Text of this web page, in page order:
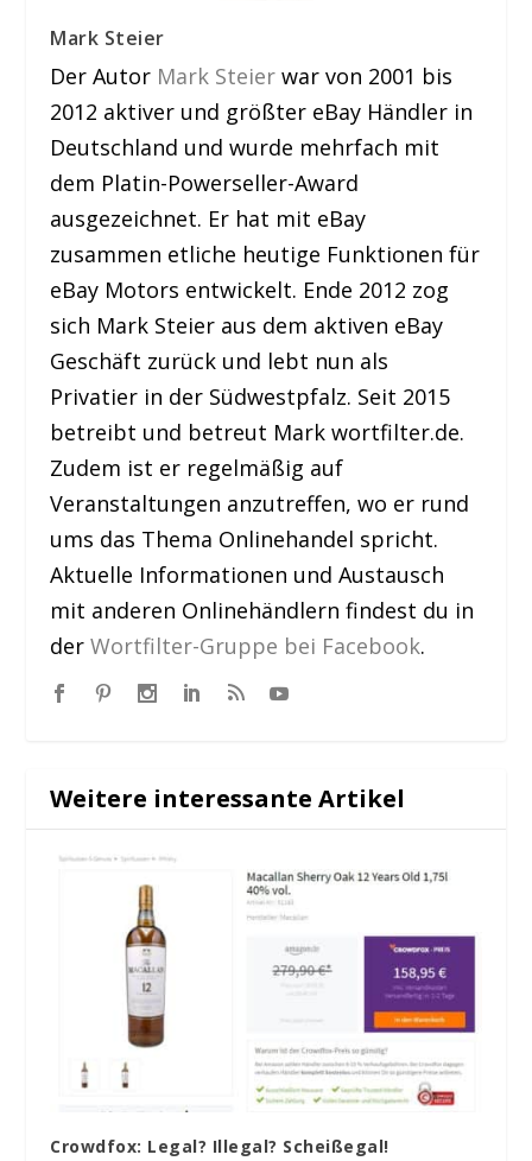
Mark Steier
Der Autor Mark Steier war von 2001 bis
2012 aktiver und größter eBay Händler in
Deutschland und wurde mehrfach mit
dem Platin-Powerseller-Award
ausgezeichnet. Er hat mit eBay
zusammen etliche heutige Funktionen für
eBay Motors entwickelt. Ende 2012 zog
sich Mark Steier aus dem aktiven eBay
Geschäft zurück und lebt nun als
Privatier in der Südwestpfalz. Seit 2015
betreibt und betreut Mark wortfilter.de.
Zudem ist er regelmäßig auf
Veranstaltungen anzutreffen, wo er rund
ums das Thema Onlinehandel spricht.
Aktuelle Informationen und Austausch
mit anderen Onlinehändlern findest du in
derWortfilter-Gruppe bei Facebook.
Weitere interessante Artikel
Crowdfox: Legal? Illegal? Scheißegal!